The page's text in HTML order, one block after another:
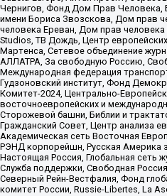
Чернигов, Фонд Дом Прав Человека,
имени Бориса Звозскова, Дом прав
человека Ереван, Дом прав
Studios, ТВ Дождь, Центр
Мартенса, Сетевое объединение
АЛЛАТРА, За свободную Россию,
Международная федерация
Гудзоновский институт, Фонд
Комитет-2024, Центрально-
восточноевропейских и
Сторожевой башни, Библии и
Гражданский Совет, Центр анализа
Академическая сеть Восточная
РЭНД корпорейшн, Русская Америка
Настоящая Россия, Глобальная сеть
Служба поддержки, Свободная
Северный Рейн-Вестфалия, Фонд
комитет России, Russie-Libertes, La